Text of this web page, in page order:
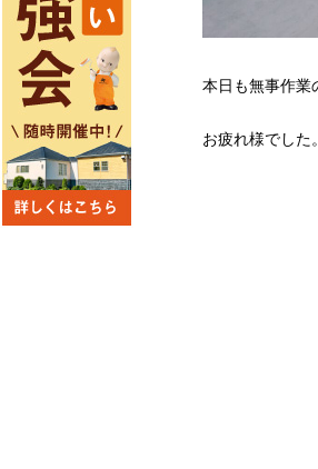
本日も無事作業
お疲れ様でした。